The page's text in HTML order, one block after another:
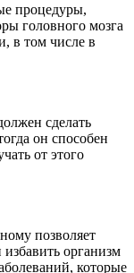
процедуры,
головного мозга
в том числе в
сделать
он способен
от этого
позволяет
избавить организм
которые